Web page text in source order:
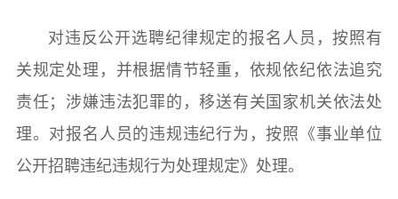
对违反公开选聘纪律规定的报名人员，按照有
关规定处理，并根据情节轻重，依规依纪依法追究
责任；涉嫌违法犯罪的，移送有关国家机关依法处
理。对报名人员的违规违纪行为，按照《事业单位
公开招聘违纪违规行为处理规定》处理。